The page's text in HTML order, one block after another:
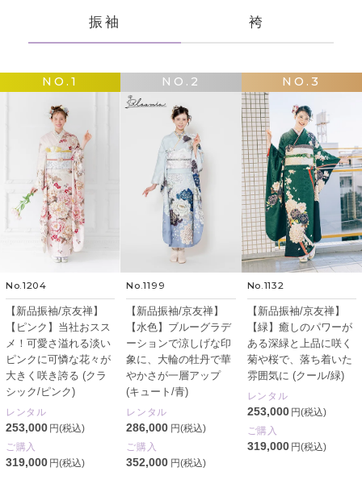
振袖 袴
NO.1
No.1204
【新品振袖/京友禅】
【ピンク】当社おスス
メ！可愛さ溢れる淡い
ピンクに可憐な花々が
大きく咲き誇る (クラ
シック/ピンク)
レンタル
253,000 円(税込)
ご購入
319,000 円(税込)
NO.2
No.1199
【新品振袖/京友禅】
【水色】ブルーグラデ
ーションで涼しげな印
象に、大輪の牡丹で華
やかさが一層アップ
(キュート/青)
レンタル
286,000 円(税込)
ご購入
352,000 円(税込)
NO.3
No.1132
【新品振袖/京友禅】
【緑】癒しのパワーが
ある深緑と上品に咲く
菊や桜で、落ち着いた
雰囲気に (クール/緑)
レンタル
253,000 円(税込)
ご購入
319,000 円(税込)